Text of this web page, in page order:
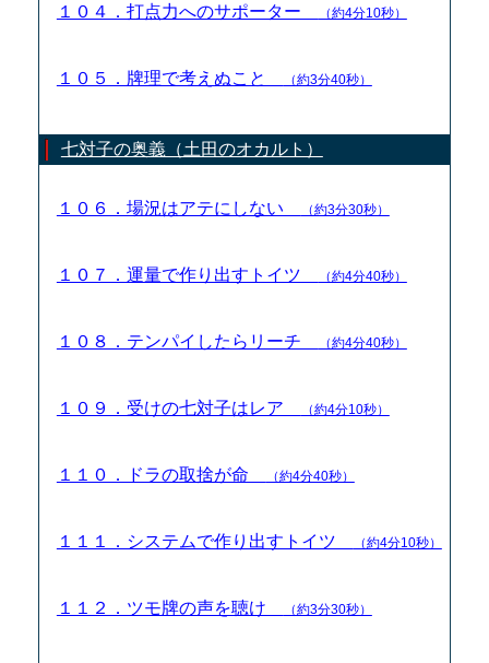
１０４．打点力へのサポーター （約4分10秒）
１０５．牌理で考えぬこと （約3分40秒）
七対子の奥義（土田のオカルト）
１０６．場況はアテにしない （約3分30秒）
１０７．運量で作り出すトイツ （約4分40秒）
１０８．テンパイしたらリーチ （約4分40秒）
１０９．受けの七対子はレア （約4分10秒）
１１０．ドラの取捨が命 （約4分40秒）
１１１．システムで作り出すトイツ （約4分10秒）
１１２．ツモ牌の声を聴け （約3分30秒）